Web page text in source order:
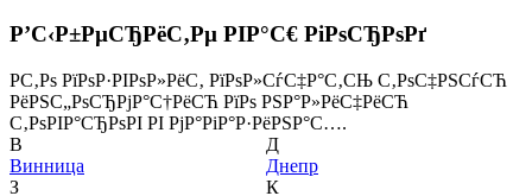
Р’С‹Р±РµСЂРёС‚Рµ РІР°С€ РіРѕСЂРѕРґ
Р­С‚Рѕ РїРѕР·РІРѕР»РёС‚ РїРѕР»СѓС‡Р°С‚СЊ С‚РѕС‡РЅСѓСЋ
РёРЅС„РѕСЂРјР°С†РёСЋ РїРѕ РЅР°Р»РёС‡РёСЋ
С‚РѕРІР°СЂРѕРІ РІ РјР°РіР°Р·РёРЅР°С….
В
Винница
З
Д
Днепр
К